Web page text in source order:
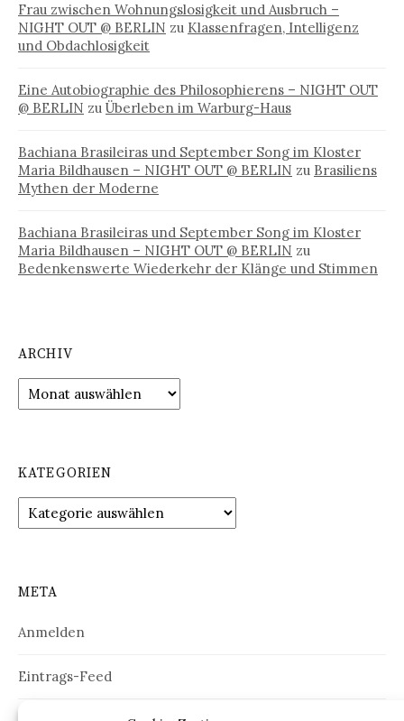
Frau zwischen Wohnungslosigkeit und Ausbruch –
NIGHT OUT @ BERLIN zu Klassenfragen, Intelligenz
und Obdachlosigkeit
Eine Autobiographie des Philosophierens – NIGHT OUT
@ BERLIN zu Überleben im Warburg-Haus
Bachiana Brasileiras und September Song im Kloster
Maria Bildhausen – NIGHT OUT @ BERLIN zu Brasiliens
Mythen der Moderne
Bachiana Brasileiras und September Song im Kloster
Maria Bildhausen – NIGHT OUT @ BERLIN zu
Bedenkenswerte Wiederkehr der Klänge und Stimmen
ARCHIV
Archiv
KATEGORIEN
Kategorien
META
Anmelden
Eintrags-Feed